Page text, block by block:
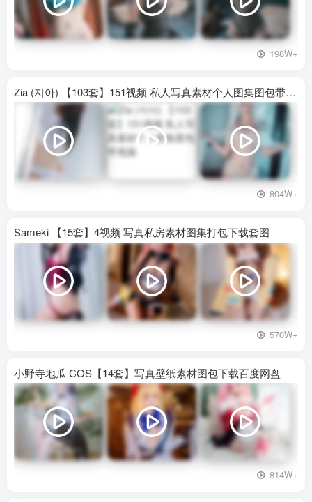
198W+
Zia (지아) 【103套】151视频 私人写真素材个人图集图包带视频
804W+
Sameki 【15套】4视频 写真私房素材图集打包下载套图
570W+
小野寺地瓜 COS【14套】写真壁纸素材图包下载百度网盘
814W+